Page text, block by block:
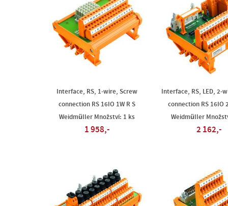
Interface, RS, 1-wire, Screw
connection RS 16IO 1W R S
Weidmüller Množství: 1 ks
1 958,-
Interface, RS, LED, 2-
connection RS 16IO
Weidmüller
2 162,-